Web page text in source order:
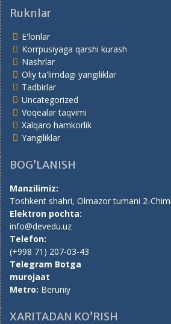
Ruknlar
E'lonlar
Korrpusiyaga qarshi kurash
Nashrlar
Oliy ta'limdagi yangiliklar
Tadbirlar
Uncategorized
Voqealar taqvimi
Xalqaro hamkorlik
Yangiliklar
BOG’LANISH
Manzilimiz:
Toshkent shahri, Olmazor tumani 2-
Elektron pochta:
info@devedu.uz
Telefon:
(+998 71) 207-03-43
Telegram Botga
murojaat
Metro: Beruniy
XARITADAN KO’RISH